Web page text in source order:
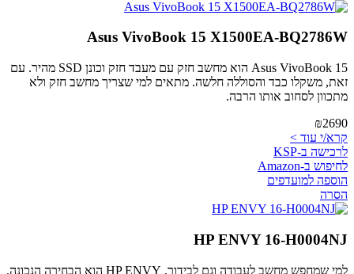
Asus VivoBook 15 X1500EA-BQ2786W
Asus VivoBook 15 הוא מחשב חזק עם מעבד חזק וכונן SSD מהיר. עם
זאת, משקלו כבד והסוללה חלשה. מתאים למי שצריך מחשב חזק ולא
מתכוון לסחוב אותו הרבה.
₪2690
קרא/י עוד >
לרכישה ב-KSP
לחיפוש ב-Amazon
הוספה למועדפים
הסרה
HP ENVY 16-H0004NJ
למי שמחפש מחשב לעבודה וגם לבידור, HP ENVY הוא הבחירה הנכונה.